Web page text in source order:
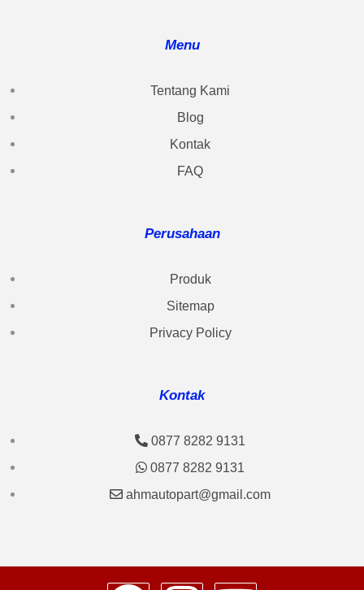
Menu
Tentang Kami
Blog
Kontak
FAQ
Perusahaan
Produk
Sitemap
Privacy Policy
Kontak
0877 8282 9131
0877 8282 9131
ahmautopart@gmail.com